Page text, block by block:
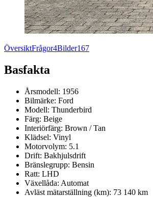
ÖversiktFrågor4Bilder167
Basfakta
Årsmodell: 1956
Bilmärke: Ford
Modell: Thunderbird
Färg: Beige
Interiörfärg: Brown / Tan
Klädsel: Vinyl
Motorvolym: 5.1
Drift: Bakhjulsdrift
Bränslegrupp: Bensin
Ratt: LHD
Växellåda: Automat
Avläst mätarställning (km): 73 140 km